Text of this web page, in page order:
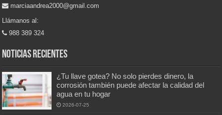
marciaandrea2000@gmail.com
Llámanos al:
988 389 324
Noticias recientes
¿Tu llave gotea? No solo pierdes dinero, la
corrosión también puede afectar la calidad del
agua en tu hogar
2026-07-25